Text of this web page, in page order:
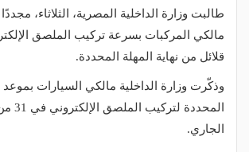
طالبت وزارة الداخلية المصرية، الثلاثاء،
مالكي المركبات بسرعة تركيب الملصق
قلائل من نهاية المهلة المحددة.
وذكّرت وزارة الداخلية مالكي السيارات بموعد
المحددة
الجاري.